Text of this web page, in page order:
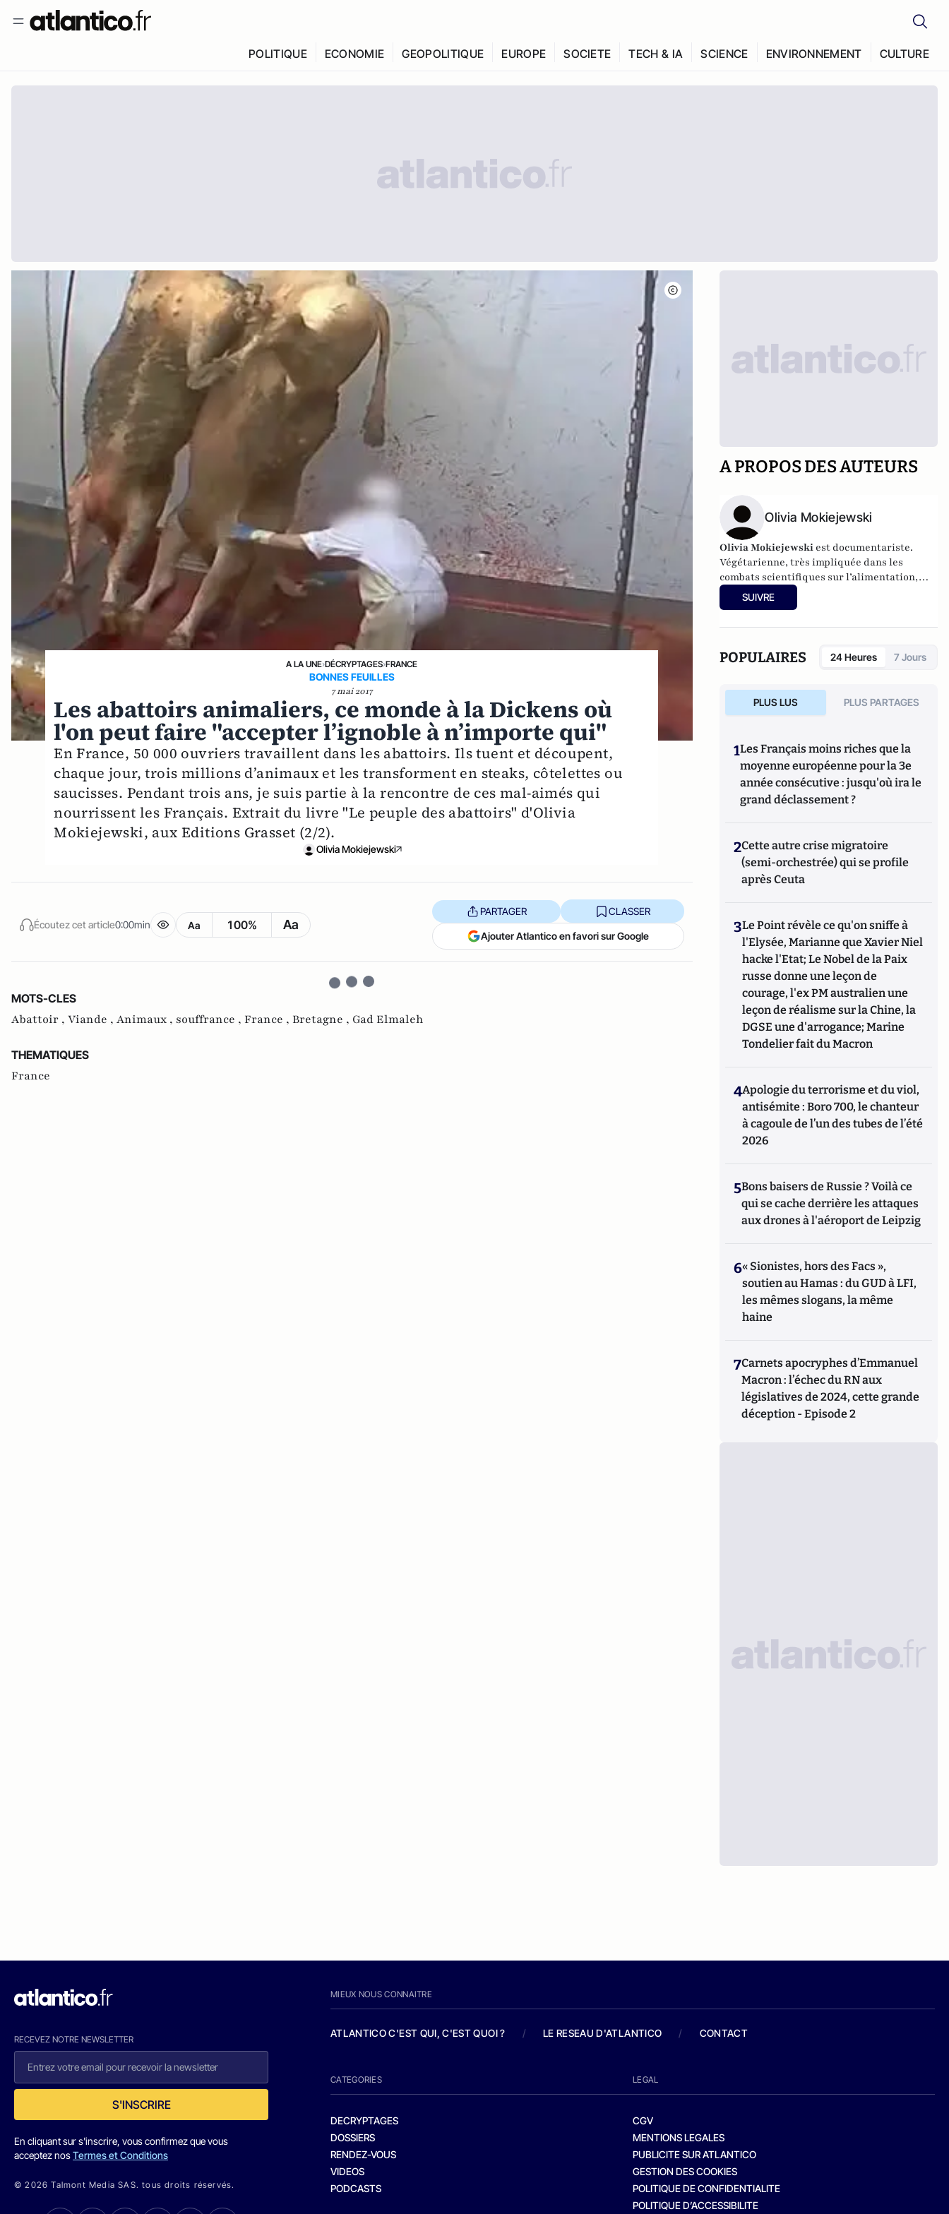
POLITIQUE ECONOMIE GEOPOLITIQUE EUROPE SOCIETE TECH & IA SCIENCE ENVIRONNEMENT CULTURE
A LA UNE›DÉCRYPTAGES›FRANCE
BONNES FEUILLES
7 mai 2017
Les abattoirs animaliers, ce monde à la Dickens où
l'on peut faire "accepter l’ignoble à n’importe qui"
En France, 50 000 ouvriers travaillent dans les abattoirs. Ils tuent et découpent,
chaque jour, trois millions d’animaux et les transforment en steaks, côtelettes ou
saucisses. Pendant trois ans, je suis partie à la rencontre de ces mal-aimés qui
nourrissent les Français. Extrait du livre "Le peuple des abattoirs" d'Olivia
Mokiejewski, aux Editions Grasset (2/2).
Olivia Mokiejewski
Écoutez cet article0:00min Aa 100% Aa
PARTAGER CLASSER
Ajouter Atlantico en favori sur Google
MOTS-CLES
Abattoir , Viande , Animaux , souffrance , France , Bretagne , Gad Elmaleh
THEMATIQUES
France
A PROPOS DES AUTEURS
Olivia Mokiejewski
Olivia Mokiejewski est documentariste.
Végétarienne, très impliquée dans les
combats scientifiques sur l’alimentation,
l’environnement et la souffrance animale, sa
ténacité lui a valu le surnom de
SUIVRE
POPULAIRES 24 Heures 7 Jours
PLUS LUS PLUS PARTAGES
1Les Français moins riches que la
moyenne européenne pour la 3e
année consécutive : jusqu'où ira le
grand déclassement ?
2Cette autre crise migratoire
(semi-orchestrée) qui se profile
après Ceuta
3Le Point révèle ce qu'on sniffe à
l'Elysée, Marianne que Xavier Niel
hacke l'Etat; Le Nobel de la Paix
russe donne une leçon de
courage, l'ex PM australien une
leçon de réalisme sur la Chine, la
DGSE une d'arrogance; Marine
Tondelier fait du Macron
4Apologie du terrorisme et du viol,
antisémite : Boro 700, le chanteur
à cagoule de l’un des tubes de l’été
2026
5Bons baisers de Russie ? Voilà ce
qui se cache derrière les attaques
aux drones à l'aéroport de Leipzig
6« Sionistes, hors des Facs »,
soutien au Hamas : du GUD à LFI,
les mêmes slogans, la même
haine
7Carnets apocryphes d’Emmanuel
Macron : l’échec du RN aux
législatives de 2024, cette grande
déception - Episode 2
RECEVEZ NOTRE NEWSLETTER
S'INSCRIRE
En cliquant sur s'inscrire, vous confirmez que vous
acceptez nosTermes et Conditions
© 2026 Talmont Media SAS. tous droits réservés.
MIEUX NOUS CONNAITRE
ATLANTICO C'EST QUI, C'EST QUOI ? / LE RESEAU D'ATLANTICO / CONTACT
CATEGORIES
DECRYPTAGES
DOSSIERS
RENDEZ-VOUS
VIDEOS
PODCASTS
LEGAL
CGV
MENTIONS LEGALES
PUBLICITE SUR ATLANTICO
GESTION DES COOKIES
POLITIQUE DE CONFIDENTIALITE
POLITIQUE D’ACCESSIBILITE